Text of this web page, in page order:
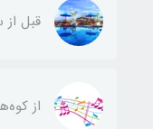
قبل از
از